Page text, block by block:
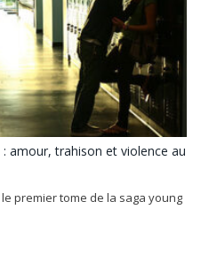
amour, trahison et violence au
premier tome de la saga young